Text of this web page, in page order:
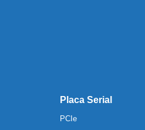
Placa Serial
PCIe